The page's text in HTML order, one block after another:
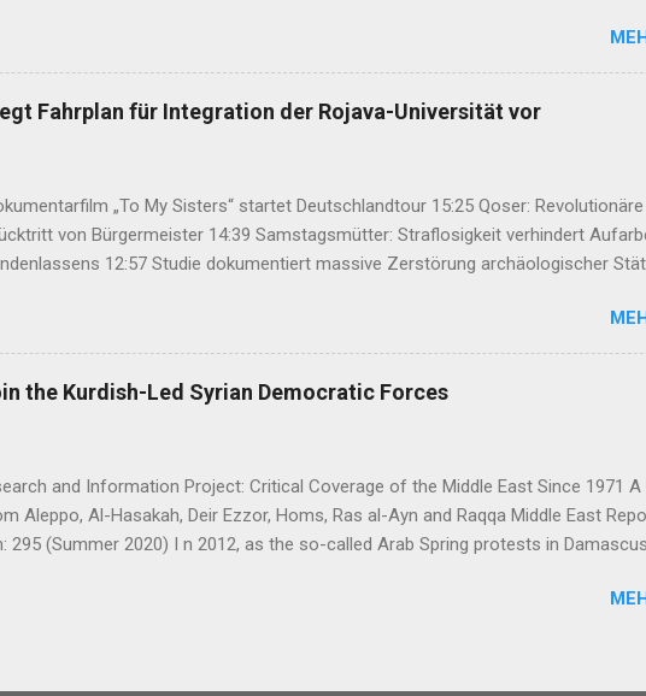
nach Kurdistan verabschiedet 07:29 Mehdi Özdemir: Ein Rahmengesetz darf
der Waffen regeln 13:51 Varisheh Moradi wird notwendige medizinische
13:29 24. Munzur-Kultur- und Naturfestival in Dersim eröffnet 13:09 „Çira Report“
Fahrplan für Integration der Rojava-Universität vor
„To My Sisters“ startet Deutschlandtour 15:25 Qoser:
von Bürgermeister 14:39 Samstagsmütter: Straflosigkeit verhindert
12:57 Studie dokumentiert massive Zerstörung archäologischer
bekräftigt gemeinsamen Kurs gegen Iran 07:31 Ayla Akat: Friedensprozess
00:40 KNK fordert UN-Untersuchung zu mutmaßlichen
21:00 Şengal startet zehntägiges Gedenken an den Genozid an den
the Kurdish-Led Syrian Democratic Forces
and Information Project: Critical Coverage of the Middle East Since 1971
Aleppo, Al-Hasakah, Deir Ezzor, Homs, Ras al-Ayn and Raqqa Middle East
295 (Summer 2020) I n 2012, as the so-called Arab Spring protests in
guns on rebels in the south. Into the vacuum stepped the Democratic Union
the three cantons that declared self-rule were not even connected to